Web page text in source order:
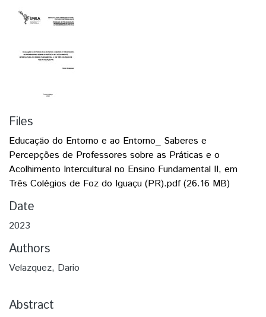
Files
Educação do Entorno e ao Entorno_ Saberes e
Percepções de Professores sobre as Práticas e o
Acolhimento Intercultural no Ensino Fundamental II, em
Três Colégios de Foz do Iguaçu (PR).pdf(26.16 MB)
Date
2023
Authors
Velazquez, Dario
Abstract